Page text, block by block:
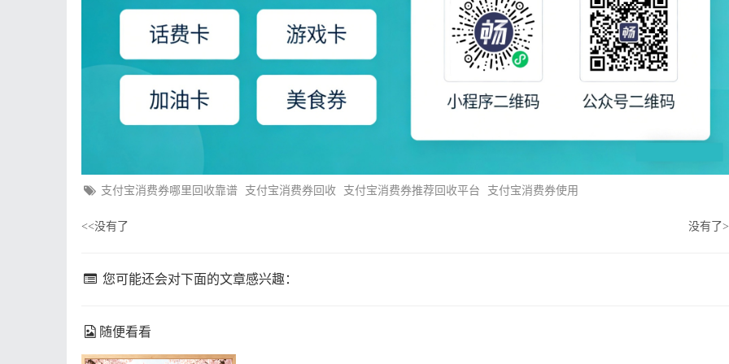
支付宝消费券哪里回收靠谱 支付宝消费券回收 支付宝消费券推荐回收平台 支付宝消费券使用
<<没有了 没有了
您可能还会对下面的文章感兴趣：
随便看看